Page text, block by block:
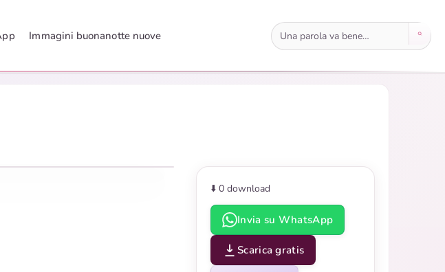
Immagini buonanotte nuove Cerca immagini
⬇️ 0 download
Invia su WhatsApp
Scarica gratis